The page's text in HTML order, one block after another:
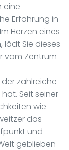
eine
Erfahrung in
Herzen eines
lädt Sie dieses
vom Zentrum
zahlreiche
Seit seiner
wie
das
und
geblieben